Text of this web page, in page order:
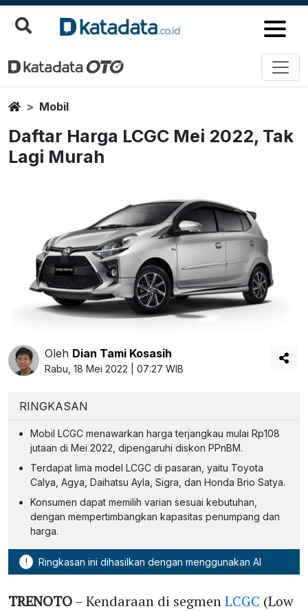
HomeMobil
Daftar Harga LCGC Mei 2022, Tak
Lagi Murah
Oleh Dian Tami Kosasih
Rabu, 18 Mei 2022 | 07:27 WIB
RINGKASAN
Mobil LCGC menawarkan harga terjangkau mulai Rp108
jutaan di Mei 2022, dipengaruhi diskon PPnBM.
Terdapat lima model LCGC di pasaran, yaitu Toyota
Calya, Agya, Daihatsu Ayla, Sigra, dan Honda Brio Satya.
Konsumen dapat memilih varian sesuai kebutuhan,
dengan mempertimbangkan kapasitas penumpang dan
harga.
! Ringkasan ini dihasilkan dengan menggunakan AI
TRENOTO– Kendaraan di segmenLCGC (Low